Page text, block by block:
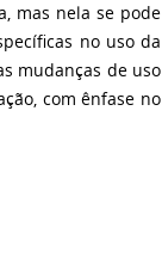
mas nela se pode
no uso da
mudanças de uso
com ênfase no